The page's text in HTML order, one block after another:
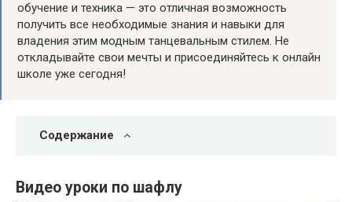
обучение и техника — это отличная возможность
получить все необходимые знания и навыки для
владения этим модным танцевальным стилем. Не
откладывайте свои мечты и присоединяйтесь к онлайн
школе уже сегодня!
Содержание
Видео уроки по шафлу